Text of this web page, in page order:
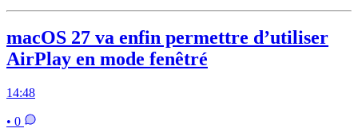
macOS 27 va enfin permettre d’utiliser
AirPlay en mode fenêtré
14:48
• 0